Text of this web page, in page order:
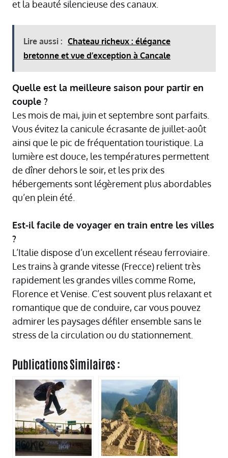
et la beauté silencieuse des canaux.
Lire aussi : Chateau richeux : élégance
bretonne et vue d’exception à Cancale
Quelle est la meilleure saison pour partir en
couple ?
Les mois de mai, juin et septembre sont parfaits.
Vous évitez la canicule écrasante de juillet-août
ainsi que le pic de fréquentation touristique. La
lumière est douce, les températures permettent
de dîner dehors le soir, et les prix des
hébergements sont légèrement plus abordables
qu’en plein été.
Est-il facile de voyager en train entre les villes
?
L’Italie dispose d’un excellent réseau ferroviaire.
Les trains à grande vitesse (Frecce) relient très
rapidement les grandes villes comme Rome,
Florence et Venise. C’est souvent plus relaxant et
romantique que de conduire, car vous pouvez
admirer les paysages défiler ensemble sans le
stress de la circulation ou du stationnement.
Publications Similaires :